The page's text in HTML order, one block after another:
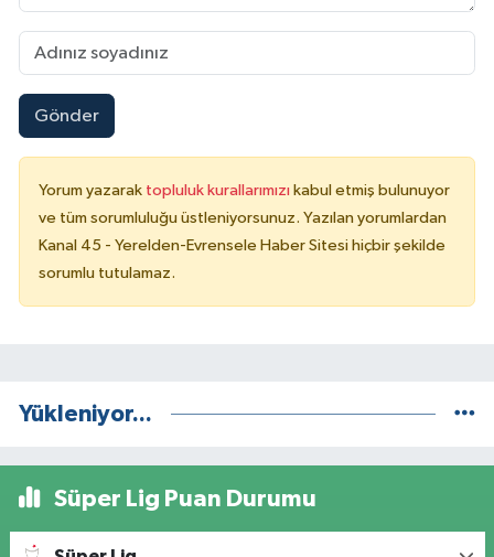
Gönder
Yorum yazarak topluluk kurallarımızı kabul etmiş bulunuyor
ve tüm sorumluluğu üstleniyorsunuz. Yazılan yorumlardan
Kanal 45 - Yerelden-Evrensele Haber Sitesi hiçbir şekilde
sorumlu tutulamaz.
Yükleniyor...
Süper Lig Puan Durumu